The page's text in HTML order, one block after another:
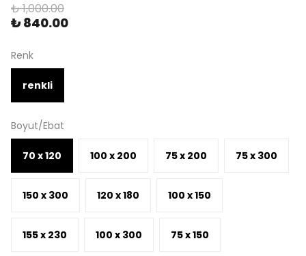
₺ 1,000.00
₺ 840.00
Renk
renkli
Boyut/Ebat
70 x 120 100 x 200 75 x 200 75 x 300
150 x 300 120 x 180 100 x 150
155 x 230 100 x 300 75 x 150